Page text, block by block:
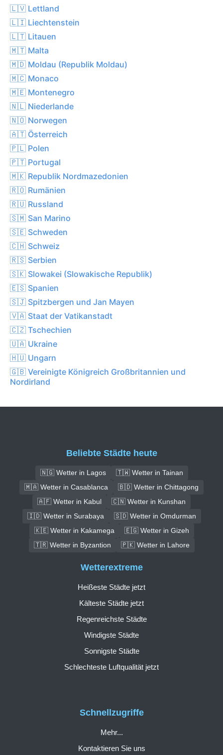
🇱🇻 Lettland
🇱🇮 Liechtenstein
🇱🇹 Litauen
🇲🇹 Malta
🇲🇩 Moldau (Republik Moldau)
🇲🇨 Monaco
🇲🇪 Montenegro
🇳🇱 Niederlande
🇳🇴 Norwegen
🇦🇹 Österreich
🇵🇱 Polen
🇵🇹 Portugal
🇲🇰 Republik Nordmazedonien
🇷🇴 Rumänien
🇷🇺 Russland
🇸🇲 San Marino
🇸🇪 Schweden
🇨🇭 Schweiz
🇷🇸 Serbien
🇸🇰 Slowakei (Slowakische Republik)
🇪🇸 Spanien
🇸🇯 Spitzbergen und Jan Mayen
🇻🇦 Staat der Vatikanstadt
🇨🇿 Tschechien
🇺🇦 Ukraine
🇭🇺 Ungarn
🇬🇧 Vereinigte Königreich Großbritannien und
Nordirland
Beliebte Städte heute
🇳🇬 Wetter in Lagos
🇹🇼 Wetter in Tainan
🇲🇦 Wetter in Casablanca
🇧🇩 Wetter in Chittagong
🇦🇫 Wetter in Kabul
🇨🇳 Wetter in Kunshan
🇮🇩 Wetter in Surabaya
🇸🇩 Wetter in Omdurman
🇰🇪 Wetter in Kakamega
🇪🇬 Wetter in Gizeh
🇹🇷 Wetter in Byzantion
🇵🇰 Wetter in Lahore
Schnellzugriffe
Mehr...
Kontaktieren Sie uns
Wetterextreme
Heißeste Städte jetzt
Kälteste Städte jetzt
Regenreichste Städte
Windigste Städte
Sonnigste Städte
Schlechteste Luftqualität jetzt